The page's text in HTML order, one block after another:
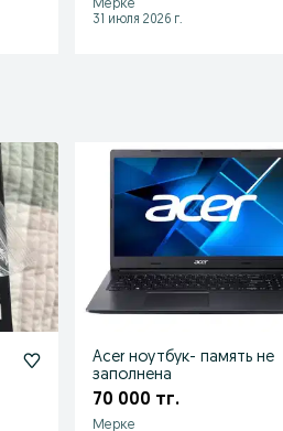
Мерке
31 июля 2026 г.
Acer ноутбук- память не
заполнена
70 000 тг.
Мерке